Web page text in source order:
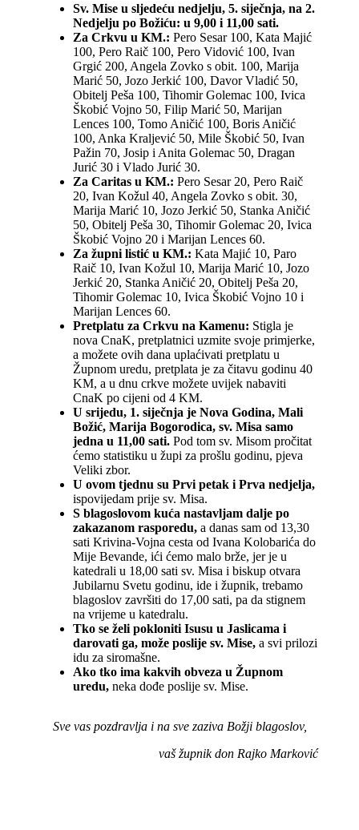
Sv. Mise u sljedeću nedjelju, 5. siječnja, na 2.
Nedjelju po Božiću: u 9,00 i 11,00 sati.
Za Crkvu u KM.: Pero Sesar 100, Kata Majić
100, Pero Raič 100, Pero Vidović 100, Ivan
Grgić 200, Angela Zovko s obit. 100, Marija
Marić 50, Jozo Jerkić 100, Davor Vladić 50,
Obitelj Peša 100, Tihomir Golemac 100, Ivica
Škobić Vojno 50, Filip Marić 50, Marijan
Lences 100, Tomo Aničić 100, Boris Aničić
100, Anka Kraljević 50, Mile Škobić 50, Ivan
Pažin 70, Josip i Anita Golemac 50, Dragan
Jurić 30 i Vlado Jurić 30.
Za Caritas u KM.: Pero Sesar 20, Pero Raič
20, Ivan Kožul 40, Angela Zovko s obit. 30,
Marija Marić 10, Jozo Jerkić 50, Stanka Aničić
50, Obitelj Peša 30, Tihomir Golemac 20, Ivica
Škobić Vojno 20 i Marijan Lences 60.
Za župni listić u KM.: Kata Majić 10, Paro
Raič 10, Ivan Kožul 10, Marija Marić 10, Jozo
Jerkić 20, Stanka Aničić 20, Obitelj Peša 20,
Tihomir Golemac 10, Ivica Škobić Vojno 10 i
Marijan Lences 60.
Pretplatu za Crkvu na Kamenu: Stigla je
nova CnaK, pretplatnici uzmite svoje primjerke,
a možete ovih dana uplaćivati pretplatu u
Župnom uredu, pretplata je za čitavu godinu 40
KM, a u dnu crkve možete uvijek nabaviti
CnaK po cijeni od 4 KM.
U srijedu, 1. siječnja je Nova Godina, Mali
Božić, Marija Bogorodica, sv. Misa samo
jedna u 11,00 sati. Pod tom sv. Misom pročitat
ćemo statistiku u župi za prošlu godinu, pjeva
Veliki zbor.
U ovom tjednu su Prvi petak i Prva nedjelja,
ispovijedam prije sv. Misa.
S blagoslovom kuća nastavljam dalje po
zakazanom rasporedu, a danas sam od 13,30
sati Krivina-Vojna cesta od Ivana Kolobarića do
Mije Bevande, ići ćemo malo brže, jer je u
katedrali u 18,00 sati sv. Misa i biskup otvara
Jubilarnu Svetu godinu, ide i župnik, trebamo
blagoslov završiti do 17,00 sati, pa da stignem
na vrijeme u katedralu.
Tko se želi pokloniti Isusu u Jaslicama i
darovati ga, može poslije sv. Mise, a svi prilozi
idu za siromašne.
Ako tko ima kakvih obveza u Župnom
uredu, neka dođe poslije sv. Mise.
Sve vas pozdravlja i na sve zaziva Božji blagoslov,
vaš župnik don Rajko Marković